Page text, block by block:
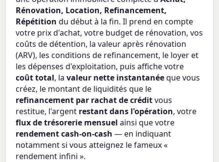
Rénovation, Location, Refinancement,
Répétition du début à la fin. Il prend en compte
votre prix d'achat, votre budget de rénovation, vos
coûts de détention, la valeur après rénovation
(ARV), les conditions de refinancement, le loyer et
les dépenses d'exploitation, puis affiche votre
coût total, lavaleur nette instantanéeque vous
créez, le montant de liquidités que le
refinancement par rachat de créditvous
restitue, l'argent restant dans l'opération, votre
flux de trésorerie mensuel ainsi que votre
rendement cash-on-cash — en indiquant
notamment si vous atteignez le fameux «
rendement infini ».